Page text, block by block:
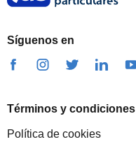
Síguenos en
Términos y condiciones
Política de cookies